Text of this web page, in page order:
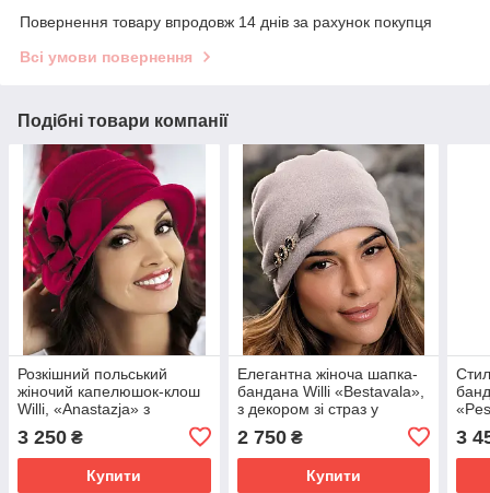
Повернення товару впродовж 14 днів за рахунок покупця
Всі умови повернення
Подібні товари компанії
Розкішний польський
жіночий капелюшок-клош
Willi, «Anastazja» з
червоному кольорі.
3 250 ₴
Купити
Елегантна жіноча шапка-
бандана Willi «Bestavala»,
з декором зі страз у
2 750₴
Купити
3